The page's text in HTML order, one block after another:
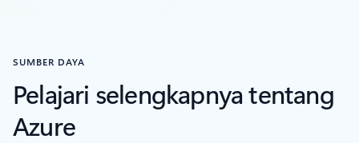
SUMBER DAYA
Pelajari selengkapnya tentang
Azure